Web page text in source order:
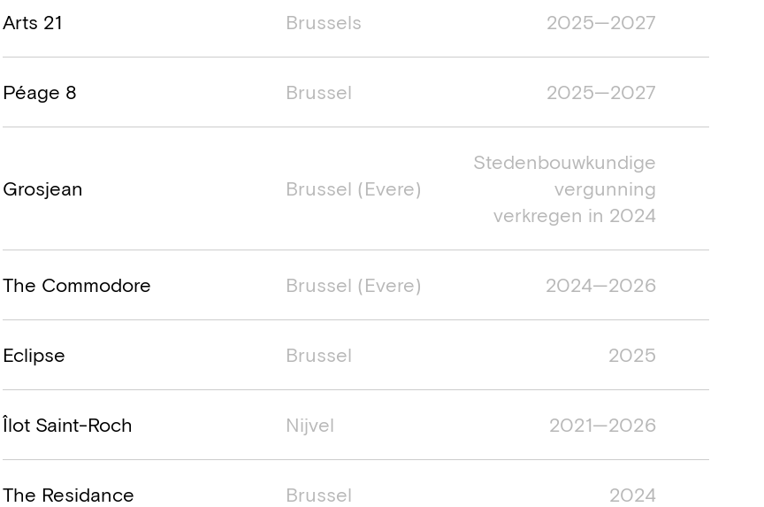
Arts 21
Brussels 2025—2027
Péage 8 Brussel 2025—2027
Grosjean Brussel (Evere)
Stedenbouwkundige
vergunning
verkregen in 2024
The Commodore Brussel (Evere) 2024—2026
Eclipse Brussel 2025
Îlot Saint-Roch Nijvel 2021—2026
The Residance Brussel 2024